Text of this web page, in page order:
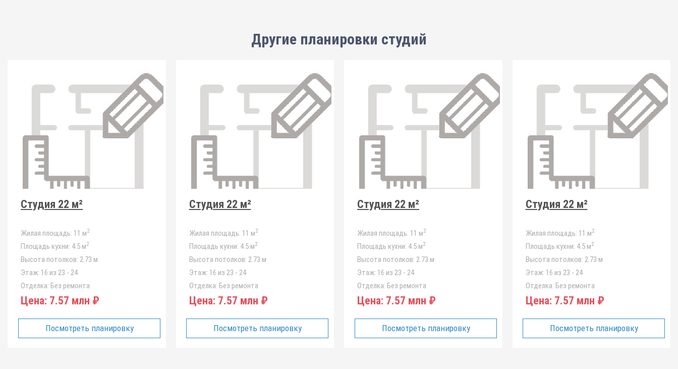
Другие планировки студий
Студия 22 м²
Жилая площадь: 11 м2
Площадь кухни: 4.5 м2
Высота потолков: 2.73 м
Этаж: 16 из 23 - 24
Отделка: Без ремонта
Цена: 7.57 млн ₽
Посмотреть планировку
Студия 22 м²
Жилая площадь: 11 м2
Площадь кухни: 4.5 м2
Высота потолков: 2.73 м
Этаж: 16 из 23 - 24
Отделка: Без ремонта
Цена: 7.57 млн ₽
Посмотреть планировку
Студия 22 м²
Жилая площадь: 11 м2
Площадь кухни: 4.5 м2
Высота потолков: 2.73 м
Этаж: 16 из 23 - 24
Отделка: Без ремонта
Цена: 7.57 млн ₽
Посмотреть планировку
Студия 22 м²
Жилая площадь: 11 м2
Площадь кухни: 4.5 м2
Высота потолков: 2.73 м
Этаж: 16 из 23 - 24
Отделка: Без ремонта
Цена: 7.57 млн ₽
Посмотреть планировку